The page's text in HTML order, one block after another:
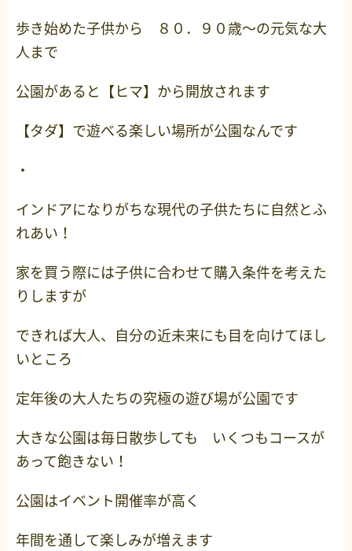
歩き始めた子供から ８０．９０歳～の元気な大
人まで
公園があると【ヒマ】から開放されます
【タダ】で遊べる楽しい場所が公園なんです
・
インドアになりがちな現代の子供たちに自然とふ
れあい！
家を買う際には子供に合わせて購入条件を考えた
りしますが
できれば大人、自分の近未来にも目を向けてほし
いところ
定年後の大人たちの究極の遊び場が公園です
大きな公園は毎日散歩しても いくつもコースが
あって飽きない！
公園はイベント開催率が高く
年間を通して楽しみが増えます